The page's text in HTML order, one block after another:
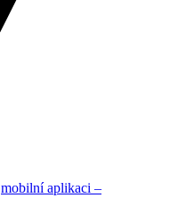
mobilní aplikaci –